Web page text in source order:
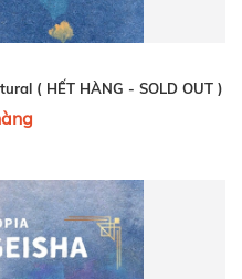
( HẾT HÀNG - SOLD OUT )